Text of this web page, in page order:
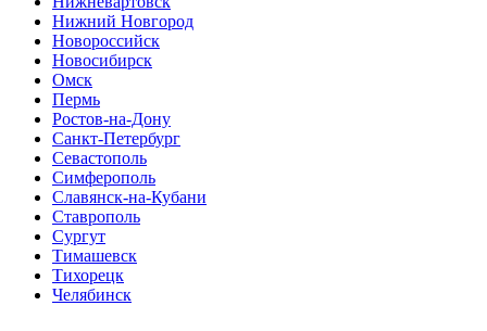
Нижний Новгород
Новороссийск
Новосибирск
Омск
Пермь
Ростов-на-Дону
Санкт-Петербург
Севастополь
Симферополь
Славянск-на-Кубани
Ставрополь
Сургут
Тимашевск
Тихорецк
Челябинск